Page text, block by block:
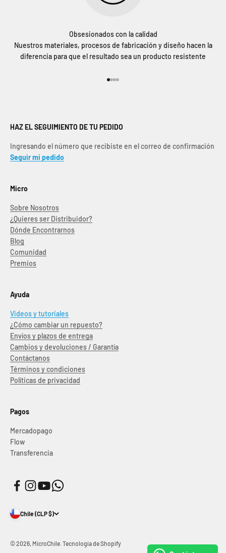
Obsesionados con la calidad
Nuestros materiales, procesos de fabricación y diseño hacen la
diferencia para que el resultado sea un producto resistente
HAZ EL SEGUIMIENTO DE TU PEDIDO
Ingresando el número que recibiste en el correo de confirmación
Seguir mi pedido
Micro
Sobre Nosotros
¿Quieres ser Distribuidor?
Dónde Encontrarnos
Blog
Comunidad
Premios
Ayuda
Videos y tutoriales
¿Cómo cambiar un repuesto?
Envíos y plazos de entrega
Cambios y devoluciones / Garantía
Contáctanos
Términos y condiciones
Políticas de privacidad
Pagos
Mercadopago
Flow
Transferencia
Chile (CLP $)
© 2026, MicroChile.Tecnología de Shopify